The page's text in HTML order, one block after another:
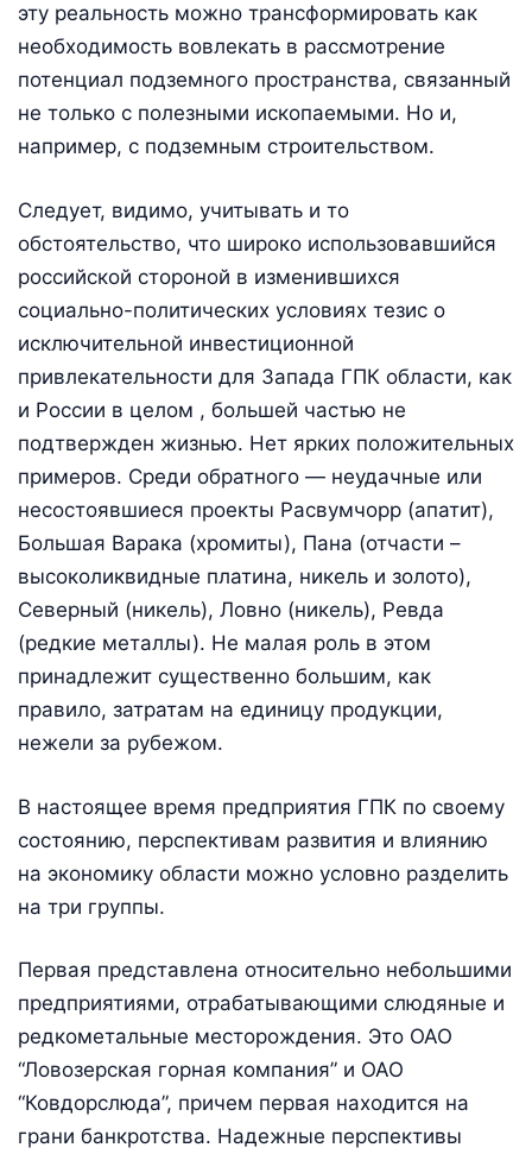
эту реальность можно трансформировать как
необходимость вовлекать в рассмотрение
потенциал подземного пространства, связанный
не только с полезными ископаемыми. Но и,
например, с подземным строительством.
Следует, видимо, учитывать и то
обстоятельство, что широко использовавшийся
российской стороной в изменившихся
социально-политических условиях тезис о
исключительной инвестиционной
привлекательности для Запада ГПК области, как
и России в целом , большей частью не
подтвержден жизнью. Нет ярких положительных
примеров. Среди обратного — неудачные или
несостоявшиеся проекты Расвумчорр (апатит),
Большая Варака (хромиты), Пана (отчасти –
высоколиквидные платина, никель и золото),
Северный (никель), Ловно (никель), Ревда
(редкие металлы). Не малая роль в этом
принадлежит существенно большим, как
правило, затратам на единицу продукции,
нежели за рубежом.
В настоящее время предприятия ГПК по своему
состоянию, перспективам развития и влиянию
на экономику области можно условно разделить
на три группы.
Первая представлена относительно небольшими
предприятиями, отрабатывающими слюдяные и
редкометальные месторождения. Это ОАО
“Ловозерская горная компания” и ОАО
“Ковдорслюда”, причем первая находится на
грани банкротства. Надежные перспективы